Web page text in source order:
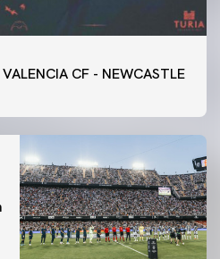
CF - NEWCASTLE